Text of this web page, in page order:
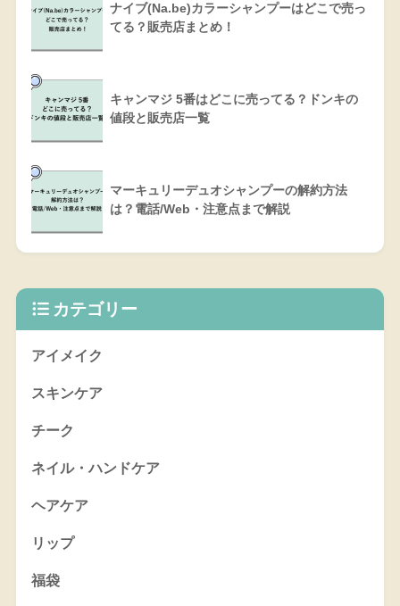
ナイブ(Na.be)カラーシャンプーはどこで売っ
てる？販売店まとめ！
キャンマジ 5番はどこに売ってる？ドンキの
値段と販売店一覧
マーキュリーデュオシャンプーの解約方法
は？電話/Web・注意点まで解説
カテゴリー
アイメイク
スキンケア
チーク
ネイル・ハンドケア
ヘアケア
リップ
福袋